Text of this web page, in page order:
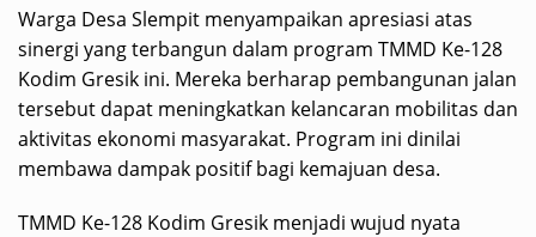
Warga Desa Slempit menyampaikan apresiasi atas
sinergi yang terbangun dalam program TMMD Ke-128
Kodim Gresik ini. Mereka berharap pembangunan jalan
tersebut dapat meningkatkan kelancaran mobilitas dan
aktivitas ekonomi masyarakat. Program ini dinilai
membawa dampak positif bagi kemajuan desa.
TMMD Ke-128 Kodim Gresik menjadi wujud nyata